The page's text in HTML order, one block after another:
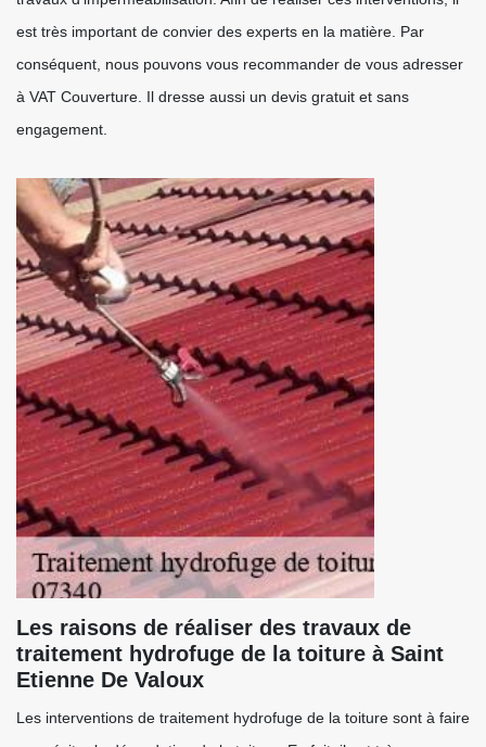
est très important de convier des experts en la matière. Par
conséquent, nous pouvons vous recommander de vous adresser
à VAT Couverture. Il dresse aussi un devis gratuit et sans
engagement.
Les raisons de réaliser des travaux de
traitement hydrofuge de la toiture à Saint
Etienne De Valoux
Les interventions de traitement hydrofuge de la toiture sont à faire